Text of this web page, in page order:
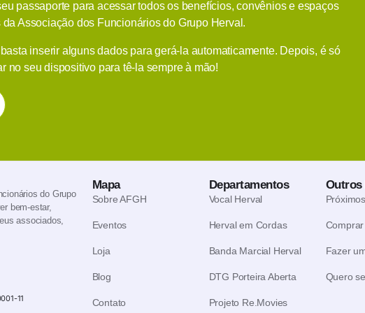
passaporte para acessar todos os benefícios, convênios e espaços
Associação dos Funcionários do Grupo Herval.
inserir alguns dados para gerá-la automaticamente. Depois, é só
no seu dispositivo para tê-la sempre à mão!
do Grupo
bem-estar,
associados,
11
Mapa
Sobre AFGH
Eventos
Loja
Blog
Contato
Departamentos
Vocal Herval
Herval em Cordas
Banda Marcial Herval
DTG Porteira Aberta
Projeto Re.Movies
Outros
Fazer
Quero